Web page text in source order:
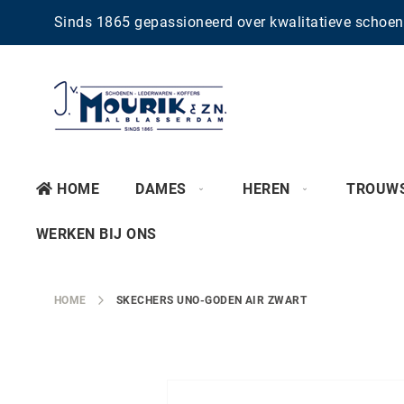
Sinds 1865 gepassioneerd over kwalitatieve
HOME DAMES HEREN
WERKEN BIJ ONS
HOME SKECHERS UNO-GODEN AIR ZWART